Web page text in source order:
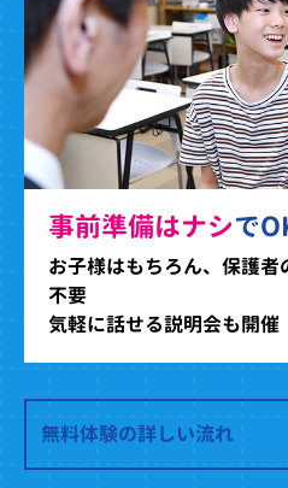
事前準備はナシで
お子様はもちろん、保護
不要
気軽に話せる説明会も開催
無料体験の詳しい流れ